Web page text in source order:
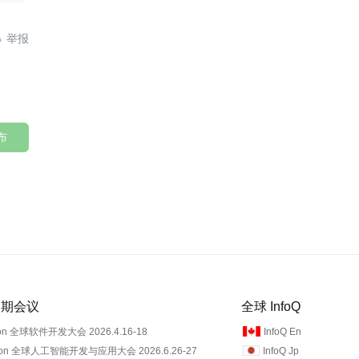
会议
全球软件开发大会 2026.4.16-18
全球人工智能开发与应用大会 2026.6.26-27
全球 InfoQ
InfoQ En
InfoQ Jp